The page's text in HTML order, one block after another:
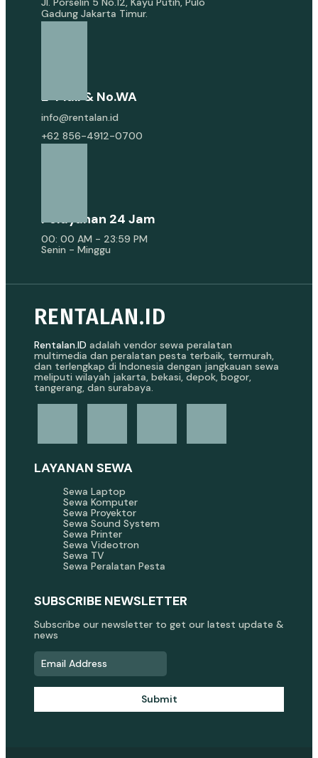
Gadung Jakarta Timur.
E-Mail & No.WA
info@rentalan.id
+62 856-4912-0700
Pelayanan 24 Jam
00: 00 AM - 23:59 PM
Senin - Minggu
RENTALAN.ID
Rentalan.ID adalah vendor sewa peralatan
multimedia dan peralatan pesta terbaik, termurah,
dan terlengkap di Indonesia dengan jangkauan sewa
meliputi wilayah jakarta, bekasi, depok, bogor,
tangerang, dan surabaya.
LAYANAN SEWA
Sewa Laptop
Sewa Komputer
Sewa Proyektor
Sewa Sound System
Sewa Printer
Sewa Videotron
Sewa TV
Sewa Peralatan Pesta
SUBSCRIBE NEWSLETTER
Subscribe our newsletter to get our latest update &
news
Submit